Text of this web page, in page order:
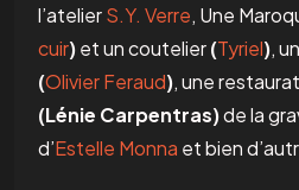
l’atelierS.Y. Verre, Une
cuir)et un coutelier(Tyriel),
(Olivier Feraud), une
(Lénie Carpentras)de la
d’Estelle Monna et bien